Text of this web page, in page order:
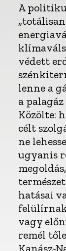
A
védett
lenne a
a
Közölte:
célt
ne
ugyanis
hatásai
vagy
remél
Kanász-